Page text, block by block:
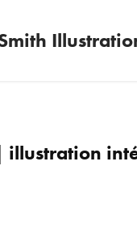
illustration